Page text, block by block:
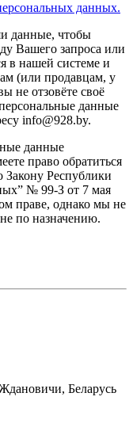
данных.
данные, чтобы
Вашего запроса или
в нашей системе и
(или продавцам, у
не отзовёте своё
данные
info@928.by.
данные
право обратиться
Закону Республики
№ 99-З от 7 мая
праве, однако мы не
по назначению.
Беларусь